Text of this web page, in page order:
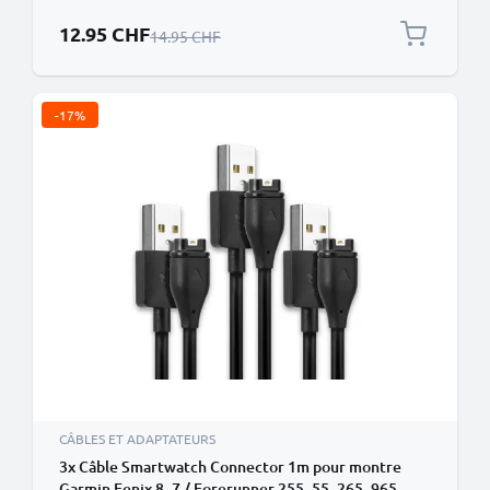
Prix spécial
12.95 CHFPrix normal
14.95 CHF
-17%
CÂBLES ET ADAPTATEURS
3x Câble Smartwatch Connector 1m pour montre